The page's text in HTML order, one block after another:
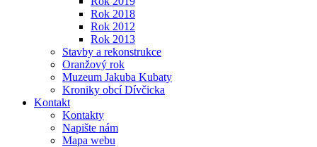
Rok 2018
Rok 2012
Rok 2013
Stavby a rekonstrukce
Oranžový rok
Muzeum Jakuba Kubaty
Kroniky obcí Dívčicka
Kontakt
Kontakty
Napište nám
Mapa webu